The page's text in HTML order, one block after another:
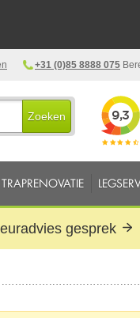
+31 (0)85 8888 075
Zoeken
TRAPRENOVATIE
gesprek